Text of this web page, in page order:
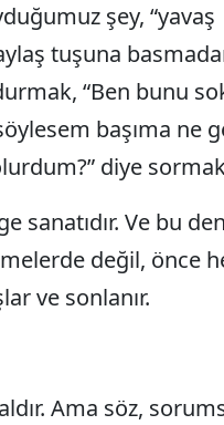
Yozgat
şey, “yavaş
tuşuna
“Ben bunu
başıma ne
diye
sanatıdır. Ve bu
değil, önce
ve sonlanır.
Ama söz,